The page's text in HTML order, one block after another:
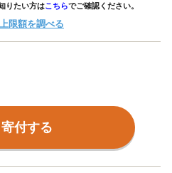
りたい方はこちらでご確認ください。
上限額を調べる
寄付する